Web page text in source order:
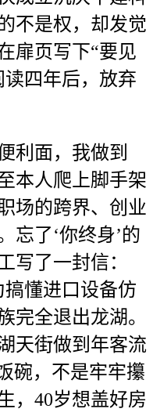
不是权，却发觉
扉页写下“要见
四年后，放弃
面，我做到
本人爬上脚手架
场的跨界、创业
忘了‘你终身’的
写了一封信：
搞懂进口设备仿
完全退出龙湖。
天街做到年客流
碗，不是牢牢攥
，40岁想盖好房